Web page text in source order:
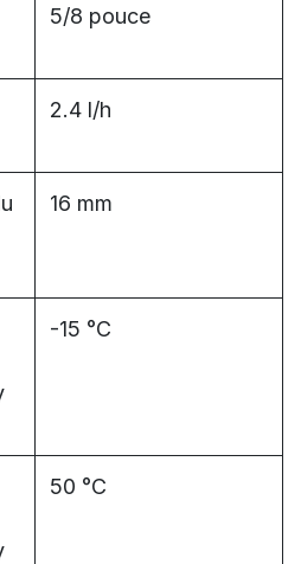
5/8 pouce
2.4 l/h
16 mm
-15 °C
50 °C